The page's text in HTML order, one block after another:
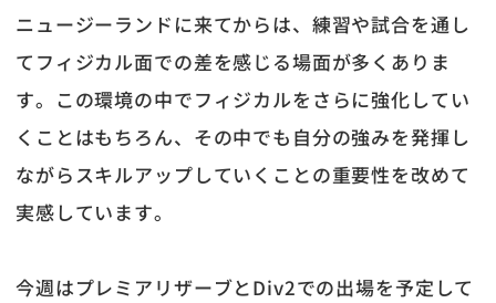
ニュージーランドに来てからは、練習や試合を通し
てフィジカル面での差を感じる場面が多くありま
す。この環境の中でフィジカルをさらに強化してい
くことはもちろん、その中でも自分の強みを発揮し
ながらスキルアップしていくことの重要性を改めて
実感しています。
今週はプレミアリザーブとDiv2での出場を予定して